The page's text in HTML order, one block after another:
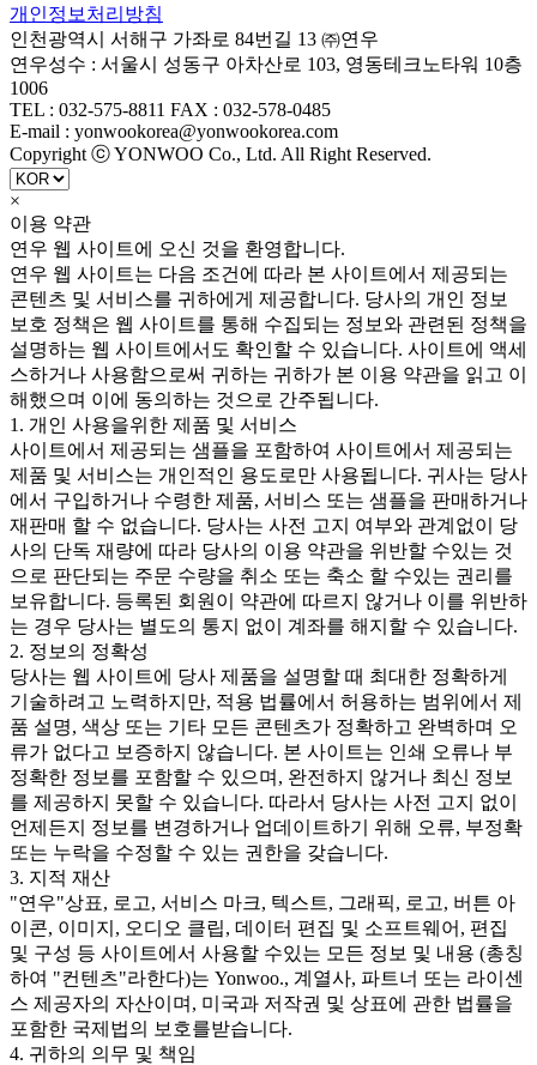
개인정보처리방침
인천광역시 서해구 가좌로 84번길 13 ㈜연우
연우성수 : 서울시 성동구 아차산로 103, 영동테크노타워 10층
1006
TEL : 032-575-8811 FAX : 032-578-0485
E-mail : yonwookorea@yonwookorea.com
Copyright ⓒ YONWOO Co., Ltd. All Right Reserved.
×
이용 약관
연우 웹 사이트에 오신 것을 환영합니다.
연우 웹 사이트는 다음 조건에 따라 본 사이트에서 제공되는
콘텐츠 및 서비스를 귀하에게 제공합니다. 당사의 개인 정보
보호 정책은 웹 사이트를 통해 수집되는 정보와 관련된 정책을
설명하는 웹 사이트에서도 확인할 수 있습니다. 사이트에 액세
스하거나 사용함으로써 귀하는 귀하가 본 이용 약관을 읽고 이
해했으며 이에 동의하는 것으로 간주됩니다.
1. 개인 사용을위한 제품 및 서비스
사이트에서 제공되는 샘플을 포함하여 사이트에서 제공되는
제품 및 서비스는 개인적인 용도로만 사용됩니다. 귀사는 당사
에서 구입하거나 수령한 제품, 서비스 또는 샘플을 판매하거나
재판매 할 수 없습니다. 당사는 사전 고지 여부와 관계없이 당
사의 단독 재량에 따라 당사의 이용 약관을 위반할 수있는 것
으로 판단되는 주문 수량을 취소 또는 축소 할 수있는 권리를
보유합니다. 등록된 회원이 약관에 따르지 않거나 이를 위반하
는 경우 당사는 별도의 통지 없이 계좌를 해지할 수 있습니다.
2. 정보의 정확성
당사는 웹 사이트에 당사 제품을 설명할 때 최대한 정확하게
기술하려고 노력하지만, 적용 법률에서 허용하는 범위에서 제
품 설명, 색상 또는 기타 모든 콘텐츠가 정확하고 완벽하며 오
류가 없다고 보증하지 않습니다. 본 사이트는 인쇄 오류나 부
정확한 정보를 포함할 수 있으며, 완전하지 않거나 최신 정보
를 제공하지 못할 수 있습니다. 따라서 당사는 사전 고지 없이
언제든지 정보를 변경하거나 업데이트하기 위해 오류, 부정확
또는 누락을 수정할 수 있는 권한을 갖습니다.
3. 지적 재산
"연우"상표, 로고, 서비스 마크, 텍스트, 그래픽, 로고, 버튼 아
이콘, 이미지, 오디오 클립, 데이터 편집 및 소프트웨어, 편집
및 구성 등 사이트에서 사용할 수있는 모든 정보 및 내용 (총칭
하여 "컨텐츠"라한다)는 Yonwoo., 계열사, 파트너 또는 라이센
스 제공자의 자산이며, 미국과 저작권 및 상표에 관한 법률을
포함한 국제법의 보호를받습니다.
4. 귀하의 의무 및 책임